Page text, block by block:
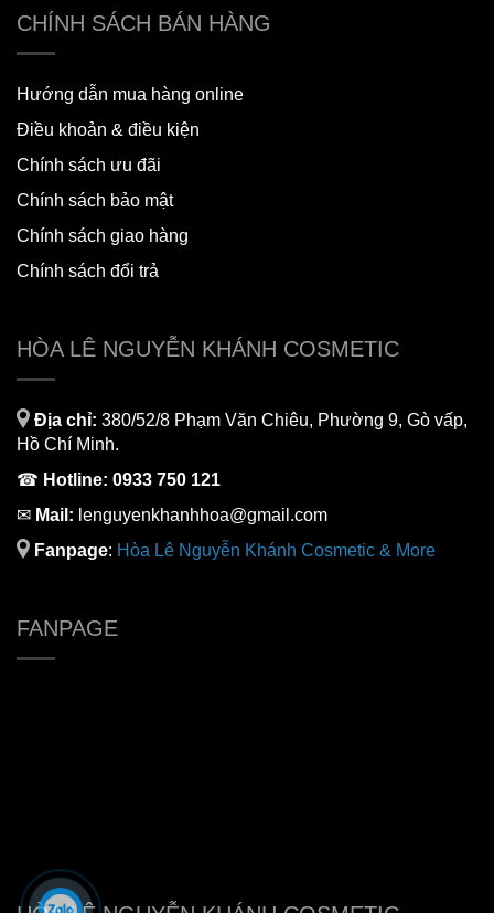
CHÍNH SÁCH BÁN HÀNG
Hướng dẫn mua hàng online
Điều khoản & điều kiện
Chính sách ưu đãi
Chính sách bảo mật
Chính sách giao hàng
Chính sách đổi trả
HÒA LÊ NGUYỄN KHÁNH COSMETIC
Địa chỉ: 380/52/8 Phạm Văn Chiêu, Phường 9, Gò vấp,
Hồ Chí Minh.
☎ Hotline: 0933 750 121
✉ Mail: lenguyenkhanhhoa@gmail.com
Fanpage: Hòa Lê Nguyễn Khánh Cosmetic & More
FANPAGE